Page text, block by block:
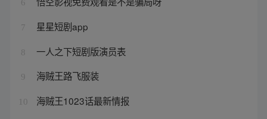
6
7 星星短剧app
8 一人之下短剧版演员表
9 海贼王路飞服装
10 海贼王1023话最新情报